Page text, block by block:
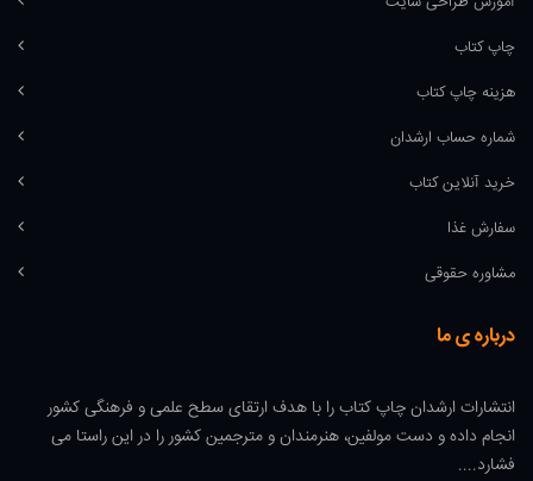
چاپ کتاب
هزینه چاپ کتاب
شماره حساب ارشدان
خرید آنلاین کتاب
سفارش غذا
مشاوره حقوقی
درباره ی ما
انتشارات ارشدان چاپ کتاب را با هدف ارتقای سطح علمی و فرهنگی کشور
انجام داده و دست مولفین، هنرمندان و مترجمین کشور را در این راستا می
فشارد....